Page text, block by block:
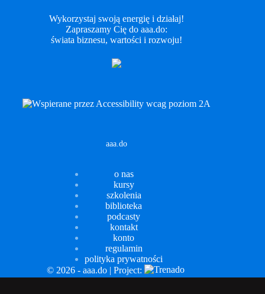
Wykorzystaj swoją energię i działaj!
Zapraszamy Cię do aaa.do:
świata biznesu, wartości i rozwoju!
LinkedIn
aaa.do
o nas
kursy
szkolenia
biblioteka
podcasty
kontakt
konto
regulamin
polityka prywatności
© 2026 - aaa.do | Project: